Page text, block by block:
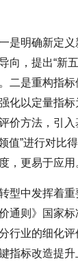
是明确新定
向，提出“新
二是重构指
化以定量指
方法，引入
值”进行对
，更易于应用
型中发挥着
通则》国家
行业的细化评
指标改造提